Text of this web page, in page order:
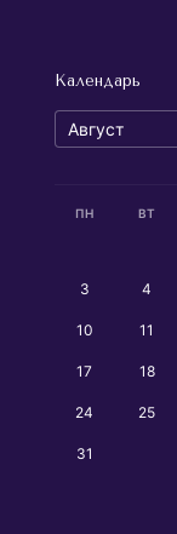
Календарь
ПН ВТ
3 4
10 11
17 18
24 25
31